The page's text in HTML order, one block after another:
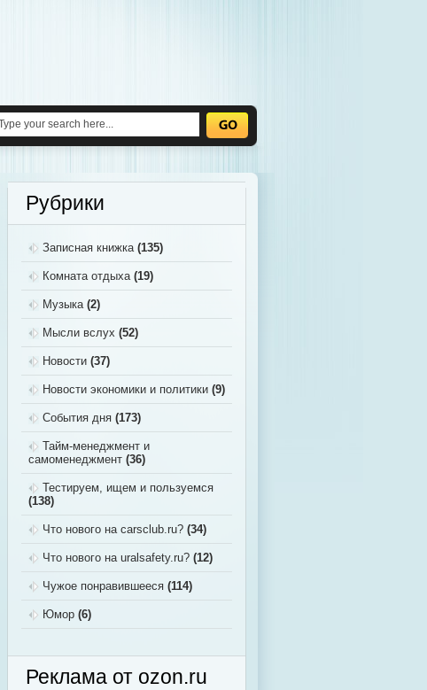
Рубрики
Записная книжка(135)
Комната отдыха(19)
Музыка(2)
Мысли вслух (52)
Новости (37)
Новости экономики и политики (9)
События дня (173)
Тайм-менеджмент и
самоменеджмент (36)
Тестируем, ищем и пользуемся
(138)
Что нового на carsclub.ru? (34)
Что нового на uralsafety.ru? (12)
Чужое понравившееся (114)
Юмор (6)
Реклама от ozon.ru